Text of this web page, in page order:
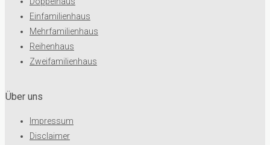
Einfamilienhaus
Mehrfamilienhaus
Reihenhaus
Zweifamilienhaus
Über uns
Impressum
Disclaimer